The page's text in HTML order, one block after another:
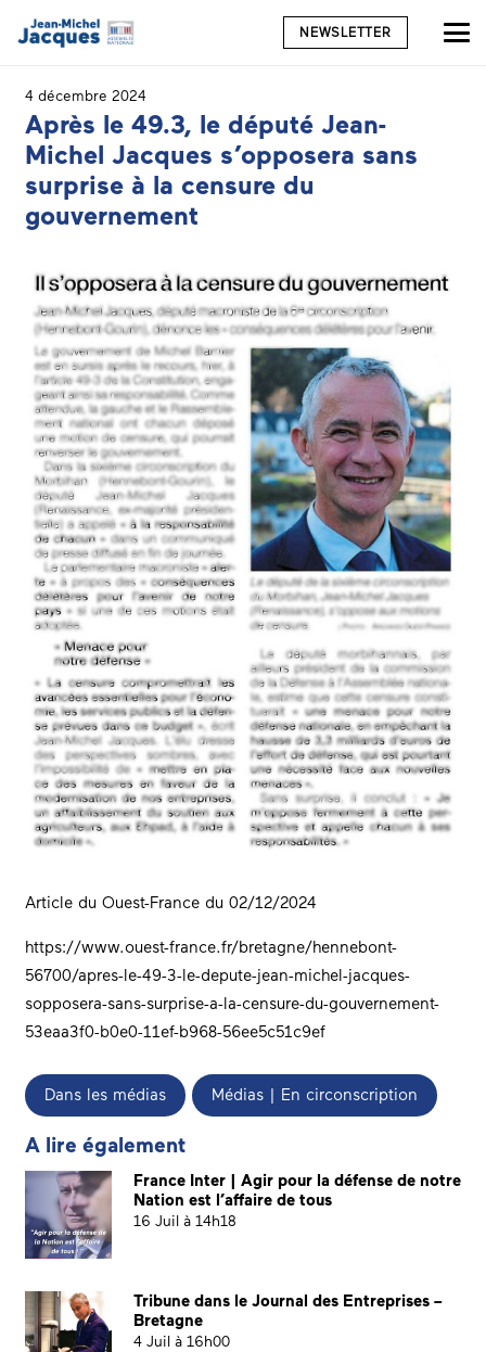
NEWSLETTER
4 décembre 2024
Après le 49.3, le député Jean-
Michel Jacques s’opposera sans
surprise à la censure du
gouvernement
Article du Ouest-France du 02/12/2024
https://www.ouest-france.fr/bretagne/hennebont-
56700/apres-le-49-3-le-depute-jean-michel-jacques-
sopposera-sans-surprise-a-la-censure-du-gouvernement-
53eaa3f0-b0e0-11ef-b968-56ee5c51c9ef
Dans les médias Médias | En circonscription
A lire également
France Inter | Agir pour la défense de notre
Nation est l’affaire de tous
16 Juil à 14h18
Tribune dans le Journal des Entreprises –
Bretagne
4 Juil à 16h00